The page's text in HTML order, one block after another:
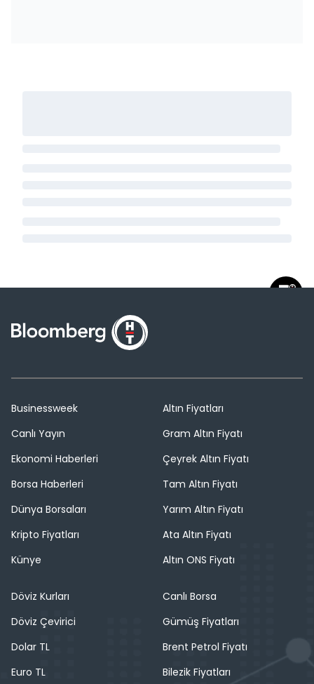
Businessweek
Canlı Yayın
Ekonomi Haberleri
Borsa Haberleri
Dünya Borsaları
Kripto Fiyatları
Künye
Altın Fiyatları
Gram Altın Fiyatı
Çeyrek Altın Fiyatı
Tam Altın Fiyatı
Yarım Altın Fiyatı
Ata Altın Fiyatı
Altın ONS Fiyatı
Döviz Kurları
Döviz Çevirici
Dolar TL
Euro TL
Canlı Borsa
Gümüş Fiyatları
Brent Petrol Fiyatı
Bilezik Fiyatları